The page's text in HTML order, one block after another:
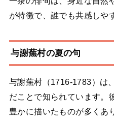
が特徴で、誰でも共感しや
与謝蕪村の夏の句
与謝蕪村（1716-1783）は
だことで知られています。
豊かに描いたものが多くあ